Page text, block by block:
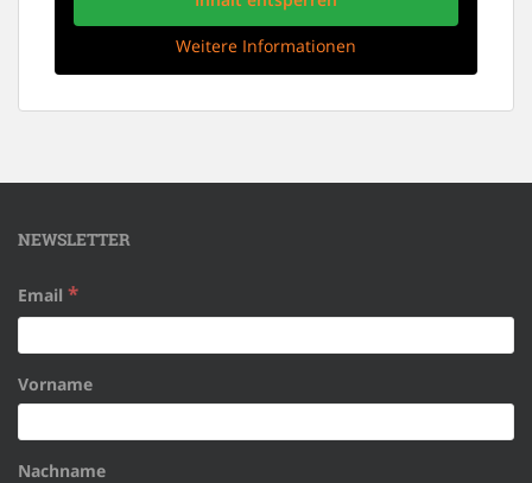
Weitere Informationen
NEWSLETTER
Email *
Vorname
Nachname